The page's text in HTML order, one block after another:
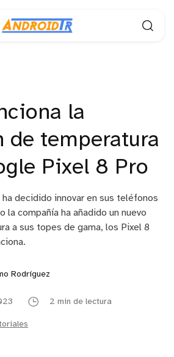
la
de temperatura
Pixel 8 Pro
ha decidido innovar en sus teléfonos
la compañía ha añadido un nuevo
a sus topes de gama, los Pixel 8
Rodríguez
2 min de lectura